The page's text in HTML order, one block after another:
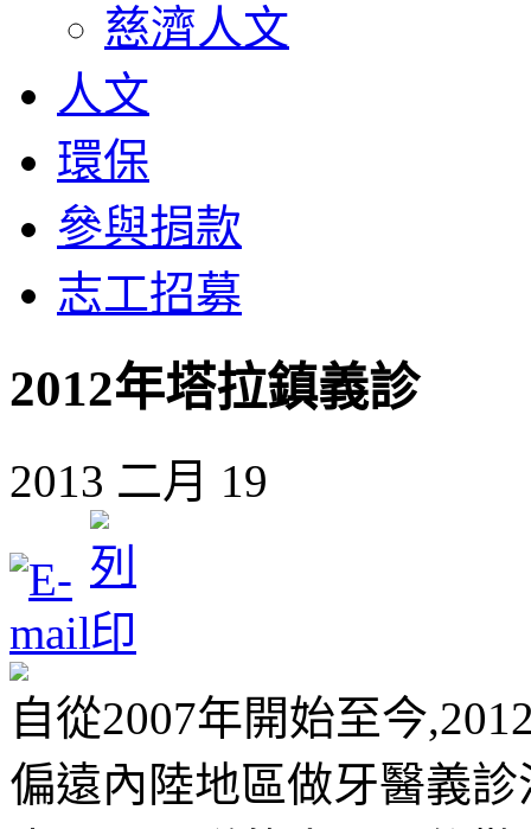
慈濟人文
人文
環保
參與捐款
志工招募
2012年塔拉鎮義診
2013 二月 19
自從2007年開始至今
偏遠內陸地區做牙醫義